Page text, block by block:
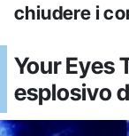
chiudere i
Your Eyes
esplosivo